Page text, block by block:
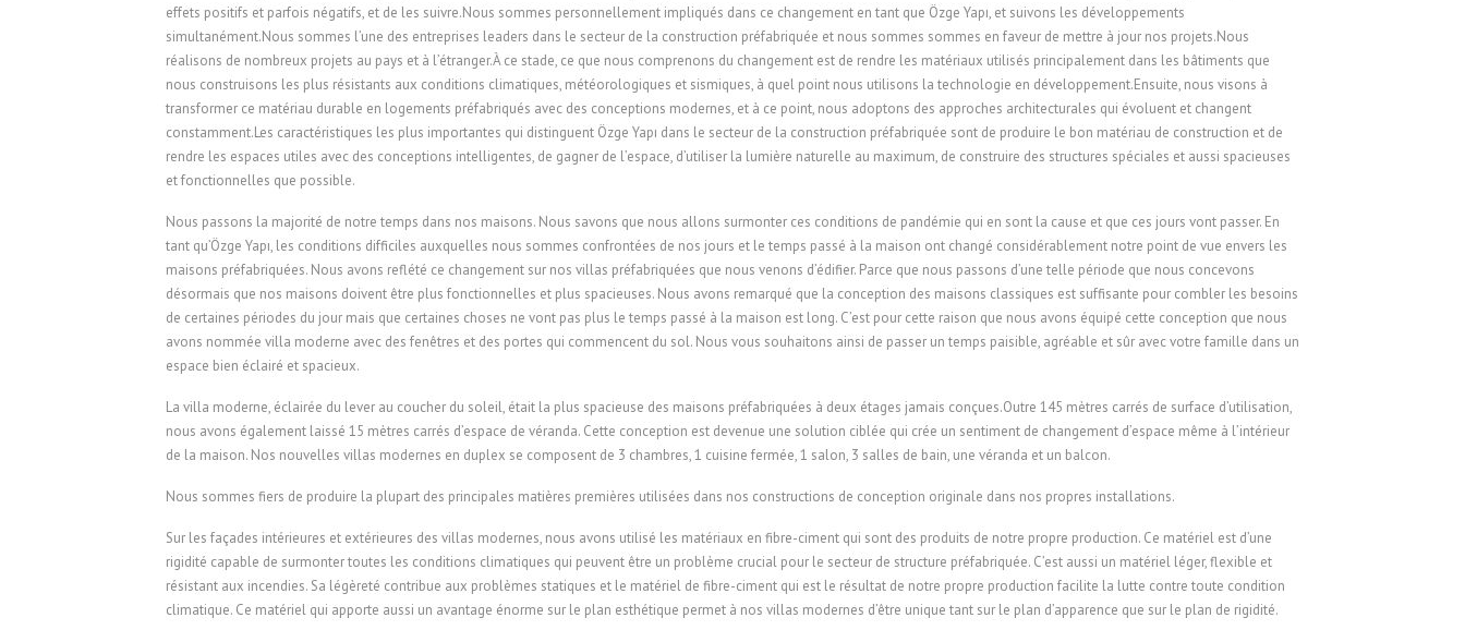
effets positifs et parfois négatifs, et de les suivre.Nous sommes personnellement impliqués dans ce changement en tant que Özge Yapı, et suivons les développements
simultanément.Nous sommes l’une des entreprises leaders dans le secteur de la construction préfabriquée et nous sommes sommes en faveur de mettre à jour nos projets.Nous
réalisons de nombreux projets au pays et à l’étranger.À ce stade, ce que nous comprenons du changement est de rendre les matériaux utilisés principalement dans les bâtiments que
nous construisons les plus résistants aux conditions climatiques, météorologiques et sismiques, à quel point nous utilisons la technologie en développement.Ensuite, nous visons à
transformer ce matériau durable en logements préfabriqués avec des conceptions modernes, et à ce point, nous adoptons des approches architecturales qui évoluent et changent
constamment.Les caractéristiques les plus importantes qui distinguent Özge Yapı dans le secteur de la construction préfabriquée sont de produire le bon matériau de construction et de
rendre les espaces utiles avec des conceptions intelligentes, de gagner de l’espace, d’utiliser la lumière naturelle au maximum, de construire des structures spéciales et aussi spacieuses
et fonctionnelles que possible.
Nous passons la majorité de notre temps dans nos maisons. Nous savons que nous allons surmonter ces conditions de pandémie qui en sont la cause et que ces jours vont passer. En
tant qu’Özge Yapı, les conditions difficiles auxquelles nous sommes confrontées de nos jours et le temps passé à la maison ont changé considérablement notre point de vue envers les
maisons préfabriquées. Nous avons reflété ce changement sur nos villas préfabriquées que nous venons d’édifier. Parce que nous passons d’une telle période que nous concevons
désormais que nos maisons doivent être plus fonctionnelles et plus spacieuses. Nous avons remarqué que la conception des maisons classiques est suffisante pour combler les besoins
de certaines périodes du jour mais que certaines choses ne vont pas plus le temps passé à la maison est long. C’est pour cette raison que nous avons équipé cette conception que nous
avons nommée villa moderne avec des fenêtres et des portes qui commencent du sol. Nous vous souhaitons ainsi de passer un temps paisible, agréable et sûr avec votre famille dans un
espace bien éclairé et spacieux.
La villa moderne, éclairée du lever au coucher du soleil, était la plus spacieuse des maisons préfabriquées à deux étages jamais conçues.Outre 145 mètres carrés de surface d’utilisation,
nous avons également laissé 15 mètres carrés d’espace de véranda. Cette conception est devenue une solution ciblée qui crée un sentiment de changement d’espace même à l’intérieur
de la maison. Nos nouvelles villas modernes en duplex se composent de 3 chambres, 1 cuisine fermée, 1 salon, 3 salles de bain, une véranda et un balcon.
Nous sommes fiers de produire la plupart des principales matières premières utilisées dans nos constructions de conception originale dans nos propres installations.
Sur les façades intérieures et extérieures des villas modernes, nous avons utilisé les matériaux en fibre-ciment qui sont des produits de notre propre production. Ce matériel est d’une
rigidité capable de surmonter toutes les conditions climatiques qui peuvent être un problème crucial pour le secteur de structure préfabriquée. C’est aussi un matériel léger, flexible et
résistant aux incendies. Sa légèreté contribue aux problèmes statiques et le matériel de fibre-ciment qui est le résultat de notre propre production facilite la lutte contre toute condition
climatique. Ce matériel qui apporte aussi un avantage énorme sur le plan esthétique permet à nos villas modernes d’être unique tant sur le plan d’apparence que sur le plan de rigidité.